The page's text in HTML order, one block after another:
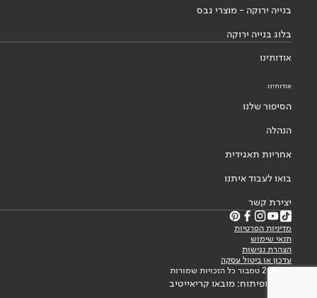
בנייה ירוקה - מוצרי גבס
בלוג בנייה ירוקה
אודותינו
אודותינו
הסיפור שלנו
הנהלה
אחריות תאגידית
בואו לעבוד איתנו
יצירת קשר
מדיניות הפרטיות
תנאי שימוש
הצהרת נגישות
עדכון או ביטול עסקה
© 2026 טמבור כל הזכויות שמורות
עיצוב ופיתוח: מובאו קריאייטיב